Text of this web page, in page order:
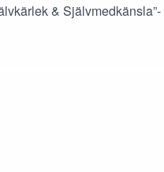
&